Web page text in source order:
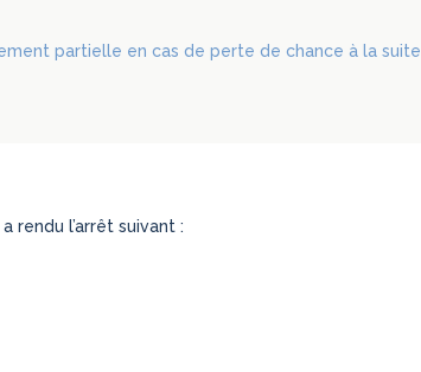
partielle en cas de perte de chance à la suite
a rendu l’arrêt suivant :